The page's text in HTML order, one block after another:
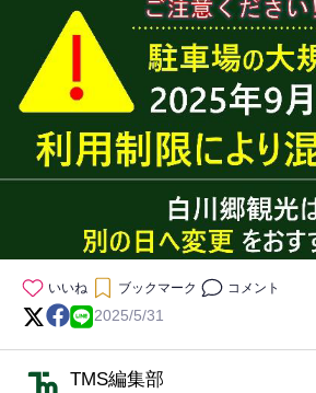
いいね ブックマーク コメント
2025/5/31
TMS編集部